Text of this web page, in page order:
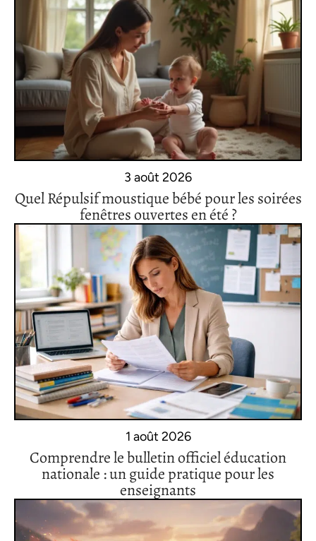
3 août 2026
Quel Répulsif moustique bébé pour les soirées
fenêtres ouvertes en été ?
1 août 2026
Comprendre le bulletin officiel éducation
nationale : un guide pratique pour les
enseignants